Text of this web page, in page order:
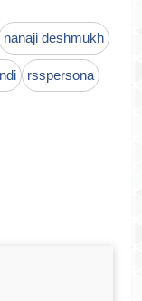
nanaji deshmukh
rsspersona